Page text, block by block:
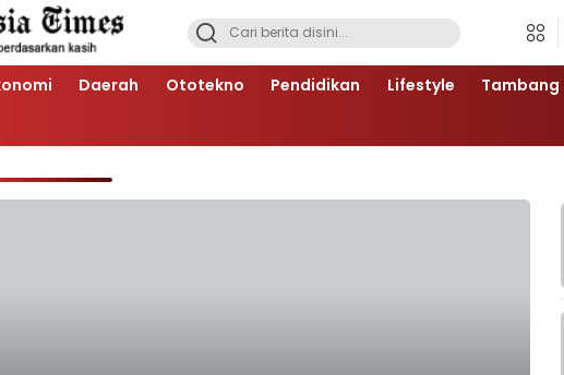
Daerah Ototekno Pendidikan Lifestyle Tambang